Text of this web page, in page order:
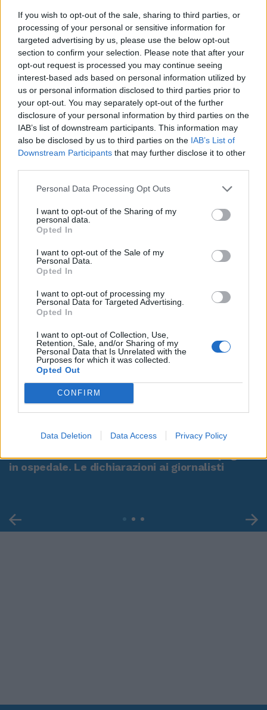
If you wish to opt-out of the sale, sharing to third parties, or
processing of your personal or sensitive information for
targeted advertising by us, please use the below opt-out
section to confirm your selection. Please note that after your
opt-out request is processed you may continue seeing
interest-based ads based on personal information utilized by
us or personal information disclosed to third parties prior to
your opt-out. You may separately opt-out of the further
disclosure of your personal information by third parties on the
IAB’s list of downstream participants. This information may
also be disclosed by us to third parties on the IAB’s List of
Downstream Participants that may further disclose it to other
Personal Data Processing Opt Outs
I want to opt-out of the Sharing of my
personal data.
Opted In
I want to opt-out of the Sale of my
Personal Data.
Opted In
I want to opt-out of processing my
Personal Data for Targeted Advertising.
Opted In
I want to opt-out of Collection, Use,
Retention, Sale, and/or Sharing of my
Personal Data that Is Unrelated with the
Purposes for which it was collected.
Opted Out
CONFIRM
Data Deletion Data Access Privacy Policy
Leonardo Maria Del Vecchio dall'ex compagna
in ospedale. Le dichiarazioni ai giornalisti